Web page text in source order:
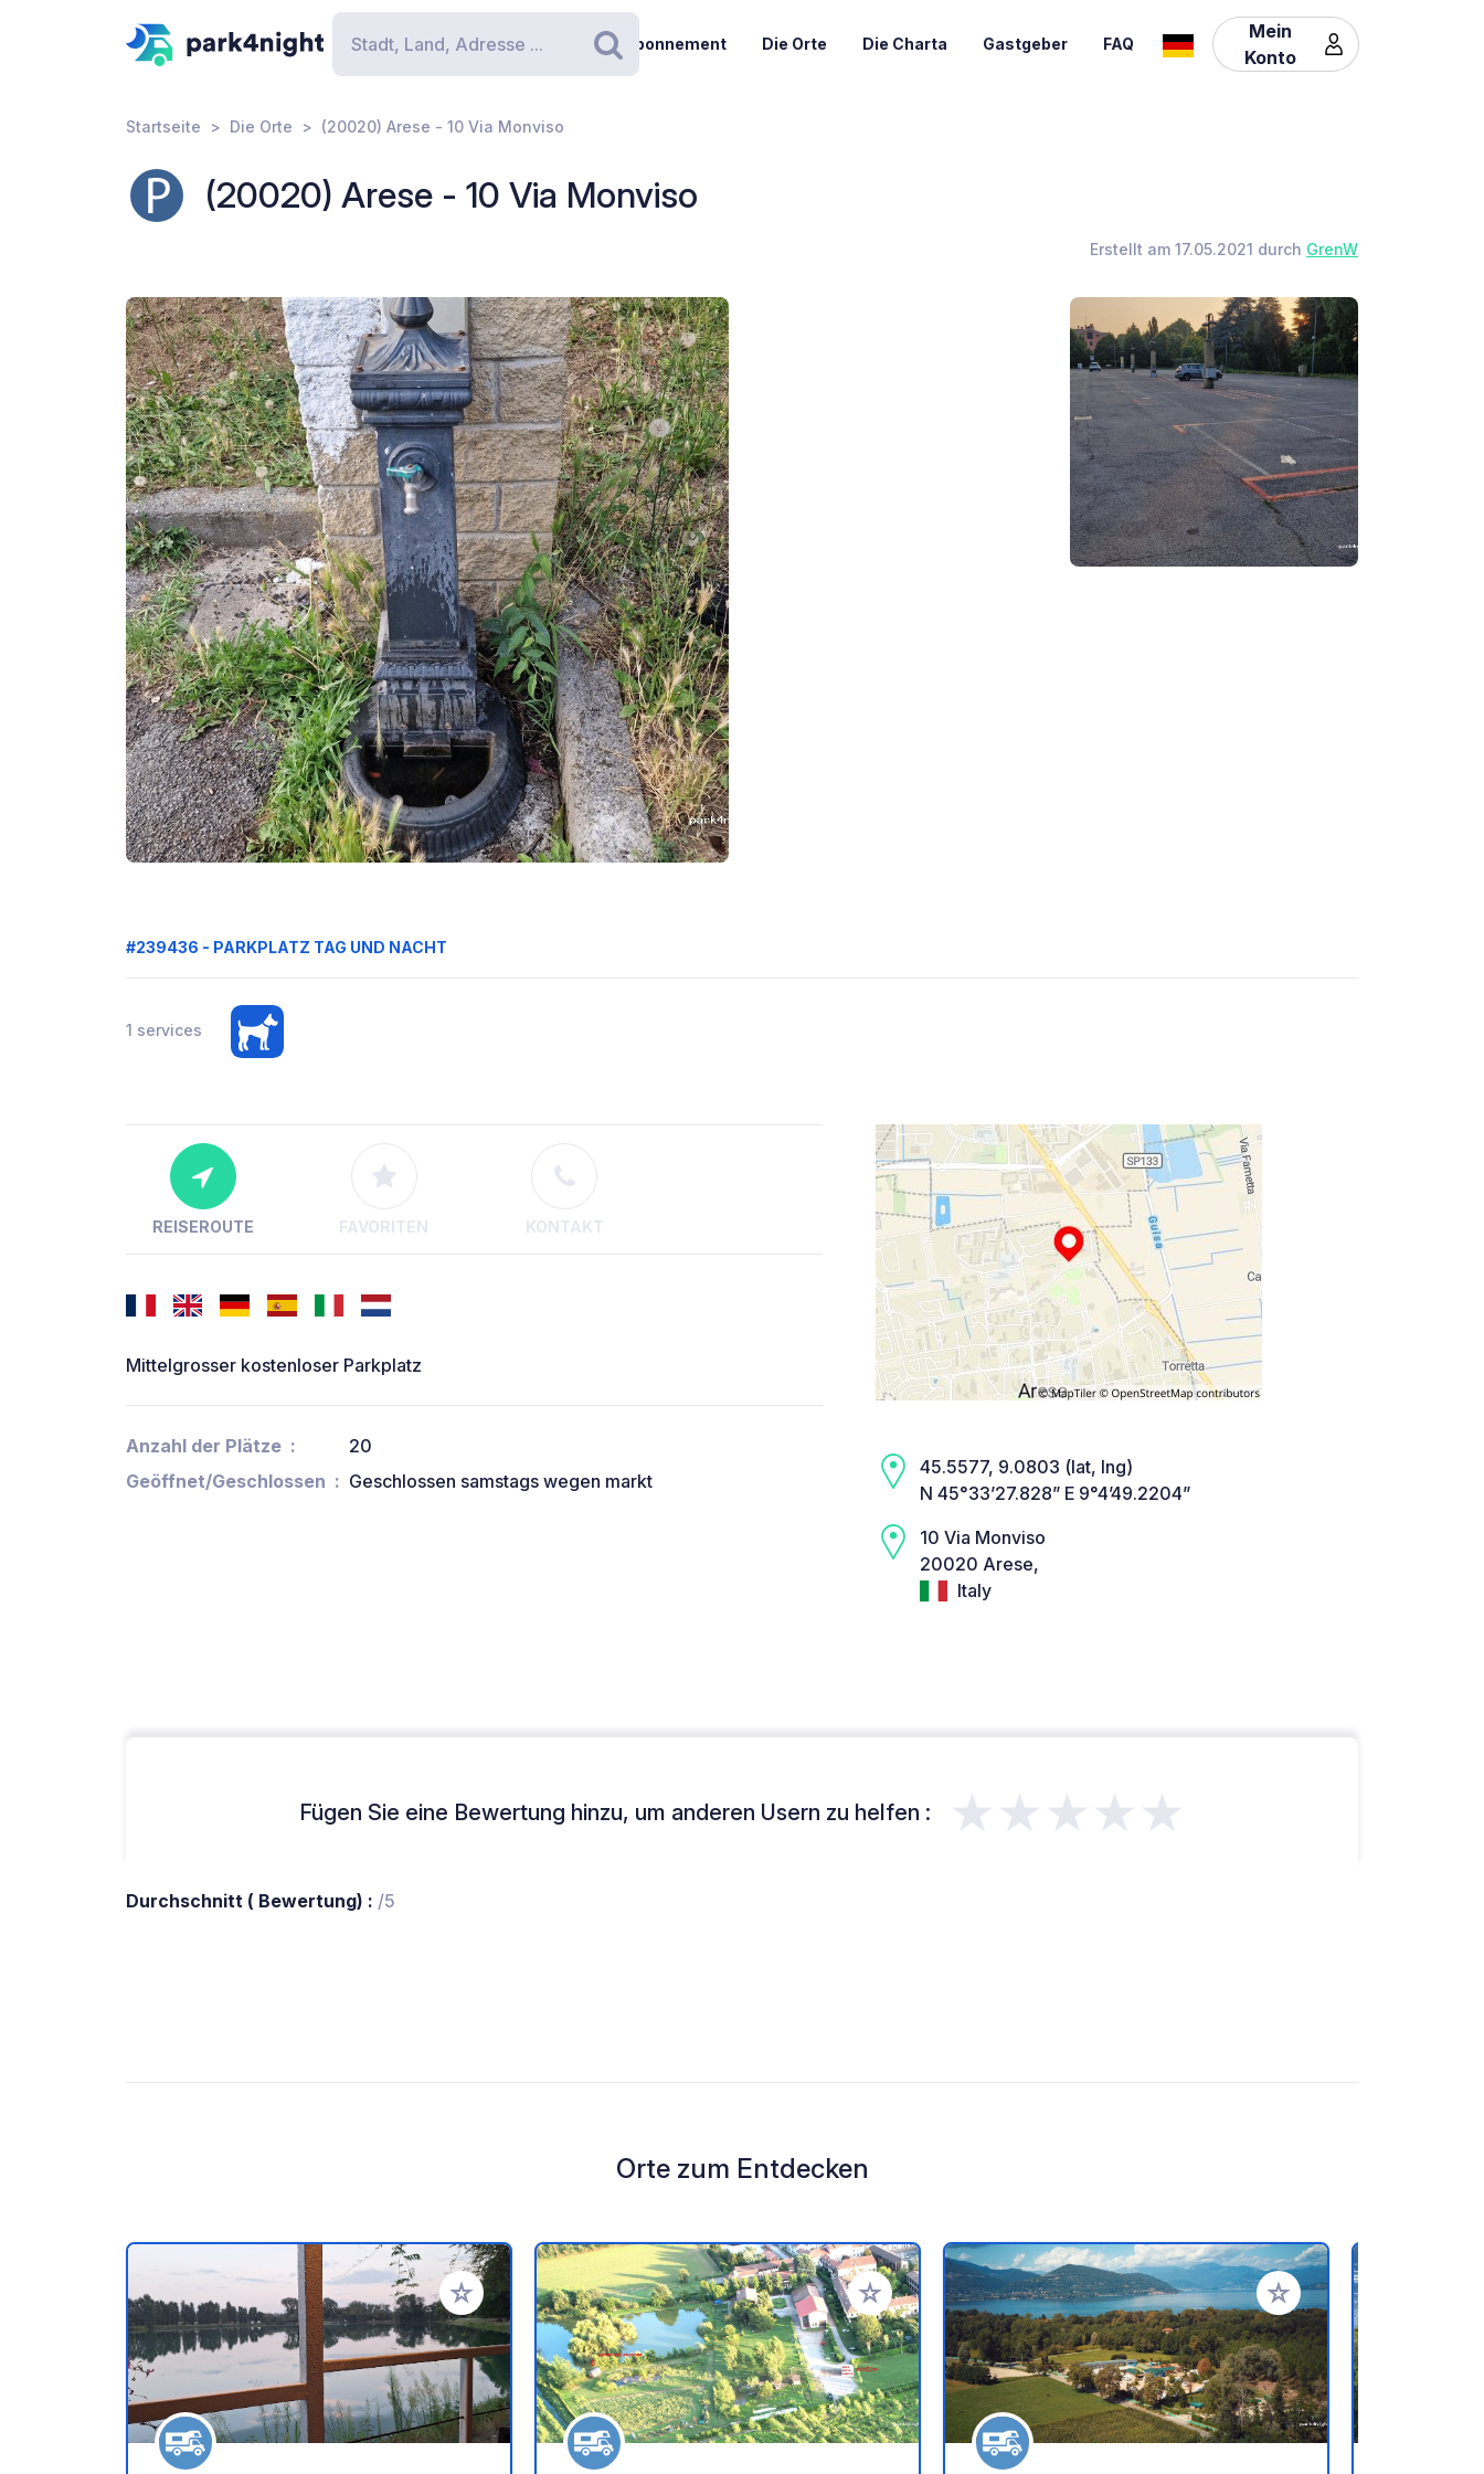
Suchen
Abonnement Die Orte Die Charta Gastgeber FAQ
Mein
Konto
Startseite Die Orte (20020) Arese - 10 Via Monviso
(20020) Arese - 10 Via Monviso
Erstellt am 17.05.2021 durch GrenW
#239436 - PARKPLATZ TAG UND NACHT
1 services
REISEROUTE FAVORITEN KONTAKT
Mittelgrosser kostenloser Parkplatz
Anzahl der Plätze
20
Geöffnet/Geschlossen
Geschlossen samstags wegen markt
45.5577, 9.0803 (lat, lng)
N 45°33’27.828” E 9°4’49.2204”
10 Via Monviso
20020 Arese,
Italy
Fügen Sie eine Bewertung hinzu, um anderen Usern zu helfen : ★★★★★
Durchschnitt ( Bewertung) : /5
Orte zum Entdecken
Zu Ihren Favoriten hinzufügen Zu Ihren Favoriten hinzufügen Zu Ihren Favoriten